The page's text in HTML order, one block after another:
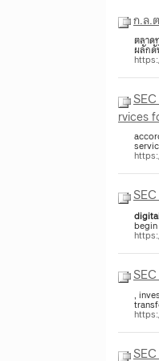
ก.ล.
ตลาด
ผลักดั
rvices
,